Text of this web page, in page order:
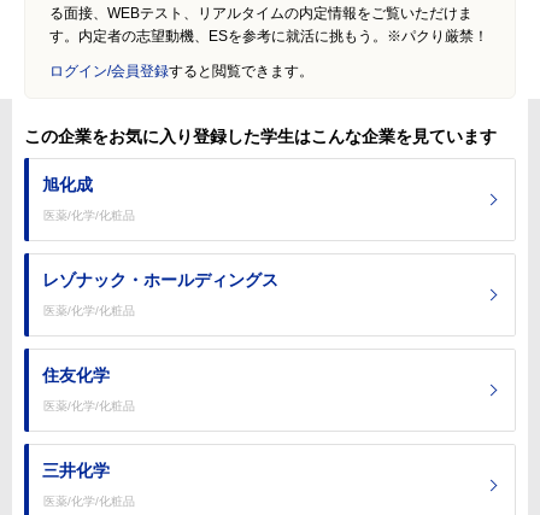
る面接、WEBテスト、リアルタイムの内定情報をご覧いただけま
す。内定者の志望動機、ESを参考に就活に挑もう。※パクり厳禁！
ログイン/会員登録すると閲覧できます。
この企業をお気に入り登録した学生はこんな企業を見ています
旭化成
医薬/化学/化粧品
レゾナック・ホールディングス
医薬/化学/化粧品
住友化学
医薬/化学/化粧品
三井化学
医薬/化学/化粧品